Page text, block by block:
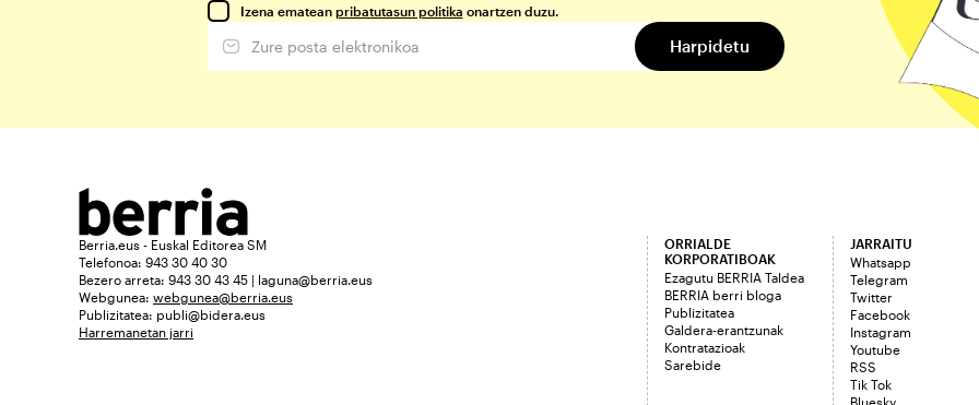
Izena ematean pribatutasun politika onartzen duzu.
Berria.eus - Euskal Editorea SM
Telefonoa: 943 30 40 30
Bezero arreta: 943 30 43 45 | laguna@berria.eus
Webgunea: webgunea@berria.eus
Publizitatea: publi@bidera.eus
Harremanetan jarri
ORRIALDE
KORPORATIBOAK
Ezagutu BERRIA Taldea
BERRIA berri bloga
Publizitatea
Galdera-erantzunak
Kontratazioak
Sarebide
JARRAITU
Whatsapp
Telegram
Twitter
Facebook
Instagram
Youtube
RSS
Tik Tok
Bluesky